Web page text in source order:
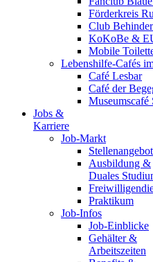
Förderkreis
Club
KoKoBe &
Mobile
Lebenshilfe-Cafés
Café Lesbar
Café der
Jobs &
Karriere
Job-Markt
Ausbildung &
Duales
Praktikum
Job-Infos
Job-Einblicke
Gehälter &
Arbeitszeiten